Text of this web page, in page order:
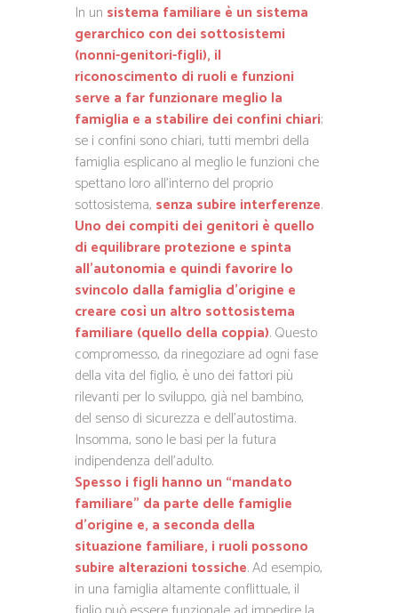
In un sistema familiare è un sistema
gerarchico con dei sottosistemi
(nonni-genitori-figli), il
riconoscimento di ruoli e funzioni
serve a far funzionare meglio la
famiglia e a stabilire dei confini chiari;
se i confini sono chiari, tutti membri della
famiglia esplicano al meglio le funzioni che
spettano loro all’interno del proprio
sottosistema, senza subire interferenze.
Uno dei compiti dei genitori è quello
di equilibrare protezione e spinta
all’autonomia e quindi favorire lo
svincolo dalla famiglia d’origine e
creare così un altro sottosistema
familiare (quello della coppia). Questo
compromesso, da rinegoziare ad ogni fase
della vita del figlio, è uno dei fattori più
rilevanti per lo sviluppo, già nel bambino,
del senso di sicurezza e dell’autostima.
Insomma, sono le basi per la futura
indipendenza dell’adulto.
Spesso i figli hanno un “mandato
familiare” da parte delle famiglie
d’origine e, a seconda della
situazione familiare, i ruoli possono
subire alterazioni tossiche. Ad esempio,
in una famiglia altamente conflittuale, il